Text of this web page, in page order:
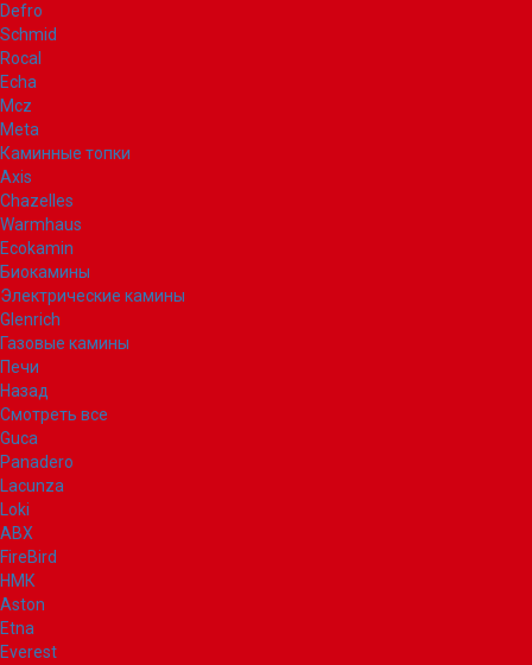
Defro
Schmid
Rocal
Echa
Mcz
Meta
Каминные топки
Axis
Chazelles
Warmhaus
Ecokamin
Биокамины
Электрические камины
Glenrich
Газовые камины
Печи
Назад
Смотреть все
Guca
Panadero
Lacunza
Loki
ABX
FireBird
НМК
Aston
Etna
Everest